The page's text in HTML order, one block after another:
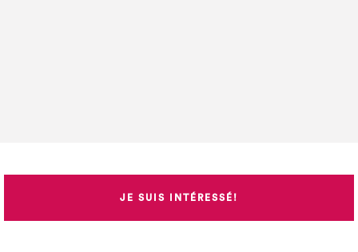
JE SUIS INTÉRESSÉ!